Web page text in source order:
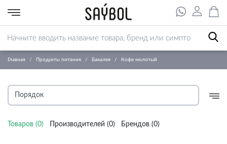
Главная Продукты питания Бакалея Кофе молотый
Товаров (0) Производителей (0) Брендов (0)